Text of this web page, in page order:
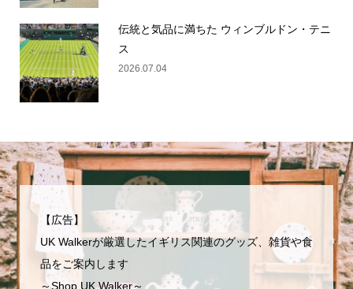
伝統と気品に満ちた ウィンブルドン・テニ
ス
2026.07.04
【広告】
UK Walkerが厳選したイギリス関連のグッズ、雑貨や食
品をご案内します
～Shop UK Walker～